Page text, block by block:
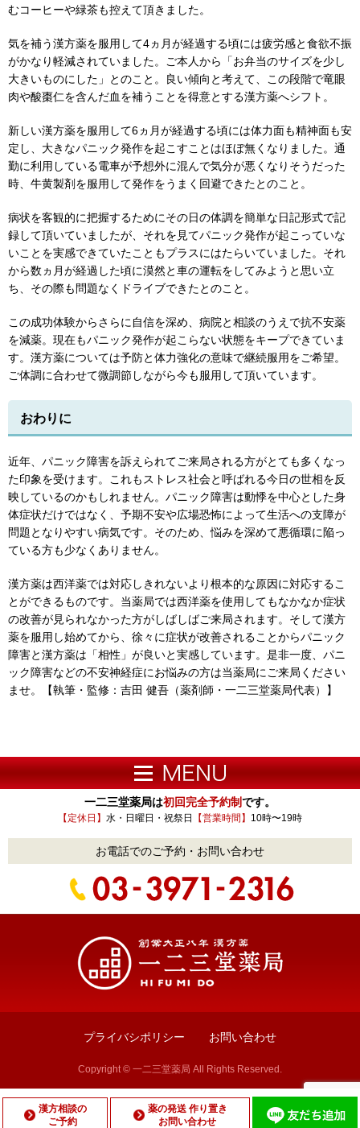
漢方相談の
ご予約
薬の発送 作り置き
お問い合わせ
むコーヒーや緑茶も控えて頂きました。
気を補う漢方薬を服用して4ヵ月が経過する頃には疲労感と食欲不振
がかなり軽減されていました。ご本人から「お弁当のサイズを少し
大きいものにした」とのこと。良い傾向と考えて、この段階で竜眼
肉や酸棗仁を含んだ血を補うことを得意とする漢方薬へシフト。
新しい漢方薬を服用して6ヵ月が経過する頃には体力面も精神面も安
定し、大きなパニック発作を起こすことはほぼ無くなりました。通
勤に利用している電車が予想外に混んで気分が悪くなりそうだった
時、牛黄製剤を服用して発作をうまく回避できたとのこと。
病状を客観的に把握するためにその日の体調を簡単な日記形式で記
録して頂いていましたが、それを見てパニック発作が起こっていな
いことを実感できていたこともプラスにはたらいていました。それ
から数ヵ月が経過した頃に漠然と車の運転をしてみようと思い立
ち、その際も問題なくドライブできたとのこと。
この成功体験からさらに自信を深め、病院と相談のうえで抗不安薬
を減薬。現在もパニック発作が起こらない状態をキープできていま
す。漢方薬については予防と体力強化の意味で継続服用をご希望。
ご体調に合わせて微調節しながら今も服用して頂いています。
おわりに
近年、パニック障害を訴えられてご来局される方がとても多くなっ
た印象を受けます。これもストレス社会と呼ばれる今日の世相を反
映しているのかもしれません。パニック障害は動悸を中心とした身
体症状だけではなく、予期不安や広場恐怖によって生活への支障が
問題となりやすい病気です。そのため、悩みを深めて悪循環に陥っ
ている方も少なくありません。
漢方薬は西洋薬では対応しきれないより根本的な原因に対応するこ
とができるものです。当薬局では西洋薬を使用してもなかなか症状
の改善が見られなかった方がしばしばご来局されます。そして漢方
薬を服用し始めてから、徐々に症状が改善されることからパニック
障害と漢方薬は「相性」が良いと実感しています。是非一度、パニ
ック障害などの不安神経症にお悩みの方は当薬局にご来局ください
ませ。【執筆・監修：吉田 健吾（薬剤師・一二三堂薬局代表）】
一二三堂薬局は初回完全予約制です。
【定休日】 水・日曜日・祝祭日 【営業時間】 10時〜19時
お電話でのご予約・お問い合わせ
プライバシポリシー お問い合わせ
Copyright © 一二三堂薬局 All Rights Reserved.